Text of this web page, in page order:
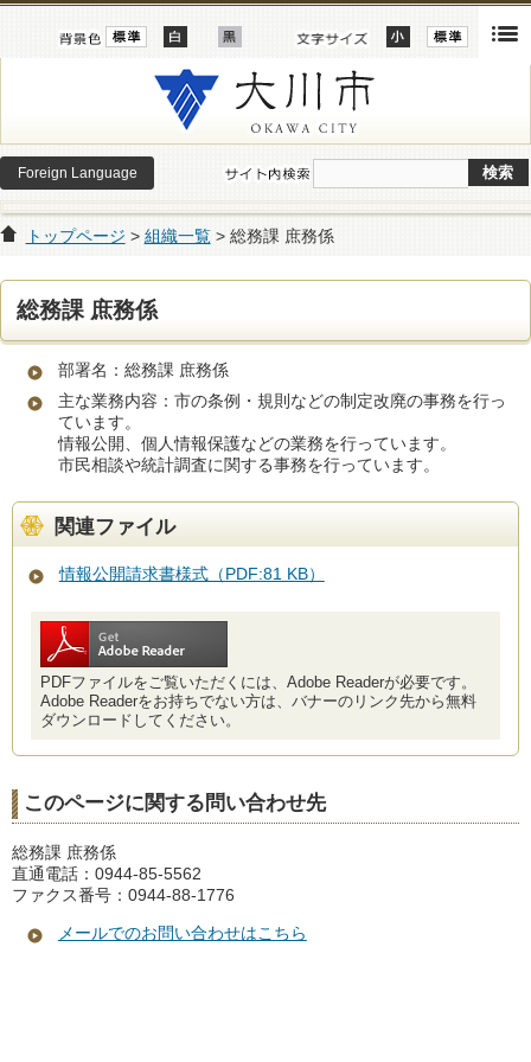
Foreign Language
トップページ > 組織一覧> 総務課 庶務係
総務課 庶務係
部署名：総務課 庶務係
主な業務内容：市の条例・規則などの制定改廃の事務を行っ
ています。
情報公開、個人情報保護などの業務を行っています。
市民相談や統計調査に関する事務を行っています。
関連ファイル
情報公開請求書様式（PDF:81 KB）
PDFファイルをご覧いただくには、Adobe Readerが必要です。
Adobe Readerをお持ちでない方は、バナーのリンク先から無料
ダウンロードしてください。
このページに関する問い合わせ先
総務課 庶務係
直通電話：0944-85-5562
ファクス番号：0944-88-1776
メールでのお問い合わせはこちら